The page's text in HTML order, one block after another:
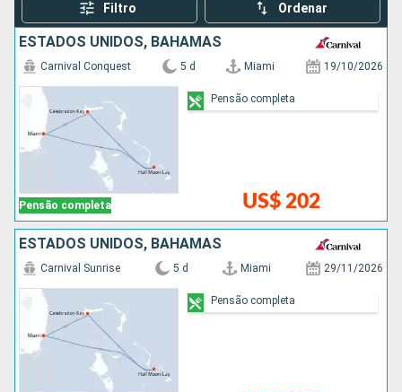
Filtro Ordenar
ESTADOS UNIDOS, BAHAMAS
Pensão completa
Carnival Conquest 5 d Miami 19/10/2026
US$ 202
Pensão completa
ESTADOS UNIDOS, BAHAMAS
Carnival Sunrise 5 d Miami 29/11/2026
Pensão completa